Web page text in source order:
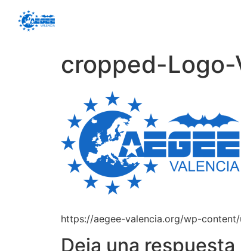
cropped-
https://aegee-valencia.org/wp-
Deja una respuesta